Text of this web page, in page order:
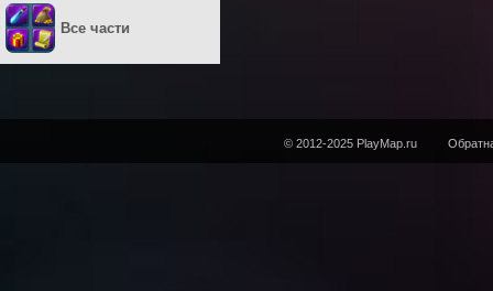
Все части
© 2012-2025 PlayMap.ru